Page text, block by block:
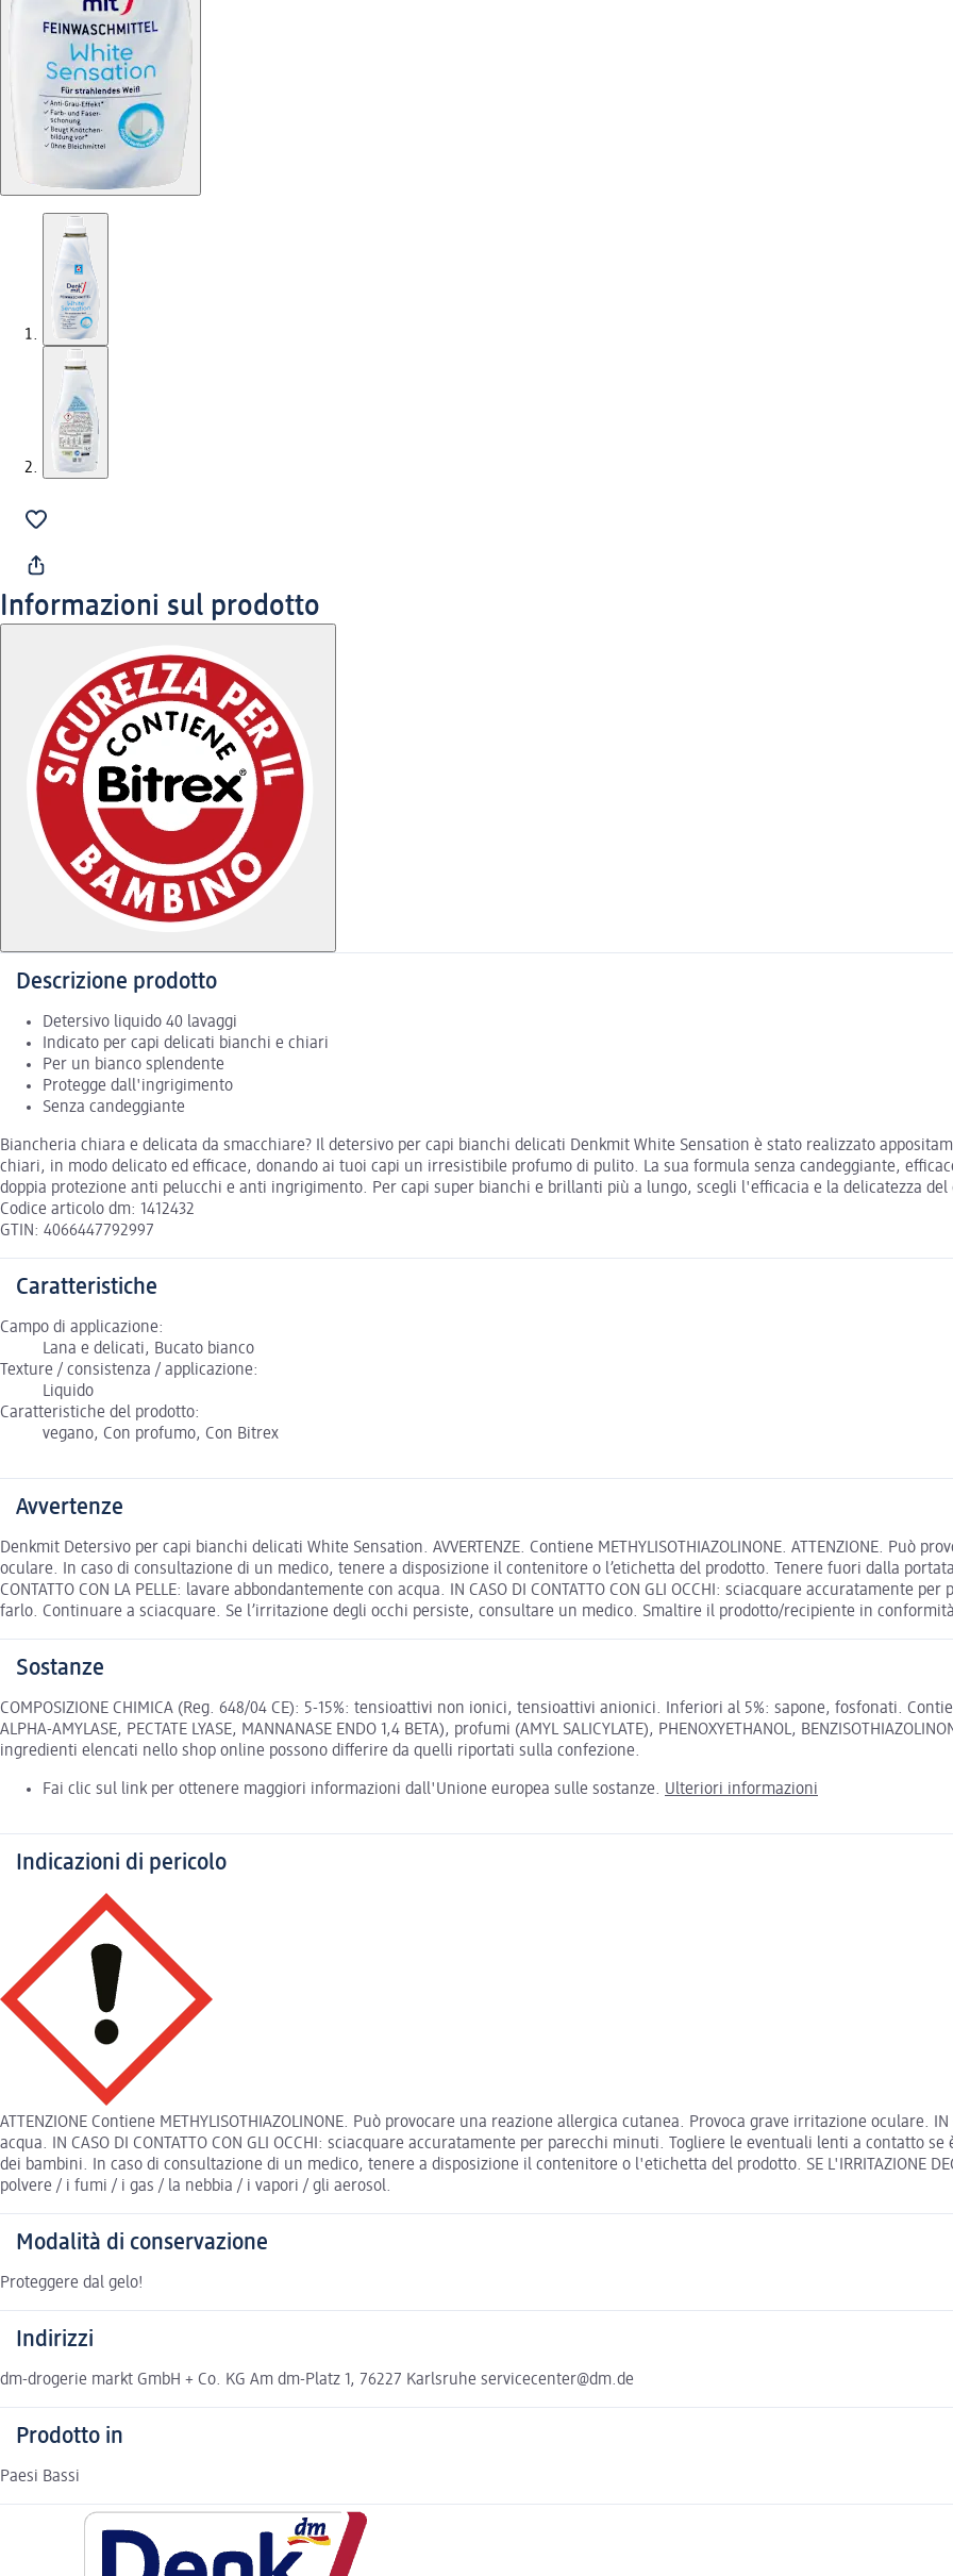
Informazioni sul prodotto
Descrizione prodotto
Detersivo liquido 40 lavaggi
Indicato per capi delicati bianchi e chiari
Per un bianco splendente
Protegge dall'ingrigimento
Senza candeggiante
Biancheria chiara e delicata da smacchiare? Il detersivo per capi bianchi delicati Denkmit White Sensation è stato realizzato
chiari, in modo delicato ed efficace, donando ai tuoi capi un irresistibile profumo di pulito. La sua formula senza candeggiante,
doppia protezione anti pelucchi e anti ingrigimento. Per capi super bianchi e brillanti più a lungo, scegli l'efficacia e la delicatezza del
Codice articolo dm: 1412432
GTIN: 4066447792997
Caratteristiche
Campo di applicazione:
Lana e delicati, Bucato bianco
Texture / consistenza / applicazione:
Liquido
Caratteristiche del prodotto:
vegano, Con profumo, Con Bitrex
Avvertenze
Denkmit Detersivo per capi bianchi delicati White Sensation. AVVERTENZE. Contiene METHYLISOTHIAZOLINONE. ATTENZIONE. Può
oculare. In caso di consultazione di un medico, tenere a disposizione il contenitore o l’etichetta del prodotto. Tenere fuori dalla
CONTATTO CON LA PELLE: lavare abbondantemente con acqua. IN CASO DI CONTATTO CON GLI OCCHI: sciacquare accuratamente
farlo. Continuare a sciacquare. Se l’irritazione degli occhi persiste, consultare un medico. Smaltire il prodotto/recipiente in
Sostanze
COMPOSIZIONE CHIMICA (Reg. 648/04 CE): 5-15%: tensioattivi non ionici, tensioattivi anionici. Inferiori al 5%: sapone, fosfonati.
ALPHA-AMYLASE, PECTATE LYASE, MANNANASE ENDO 1,4 BETA), profumi (AMYL SALICYLATE), PHENOXYETHANOL,
ingredienti elencati nello shop online possono differire da quelli riportati sulla confezione.
Fai clic sul link per ottenere maggiori informazioni dall'Unione europea sulle sostanze. Ulteriori informazioni
Indicazioni di pericolo
ATTENZIONE Contiene METHYLISOTHIAZOLINONE. Può provocare una reazione allergica cutanea. Provoca grave irritazione oculare. IN
acqua. IN CASO DI CONTATTO CON GLI OCCHI: sciacquare accuratamente per parecchi minuti. Togliere le eventuali lenti a contatto
dei bambini. In caso di consultazione di un medico, tenere a disposizione il contenitore o l'etichetta del prodotto. SE L'IRRITAZIONE
polvere / i fumi / i gas / la nebbia / i vapori / gli aerosol.
Modalità di conservazione
Proteggere dal gelo!
Indirizzi
dm-drogerie markt GmbH + Co. KG Am dm-Platz 1, 76227 Karlsruhe servicecenter@dm.de
Prodotto in
Paesi Bassi